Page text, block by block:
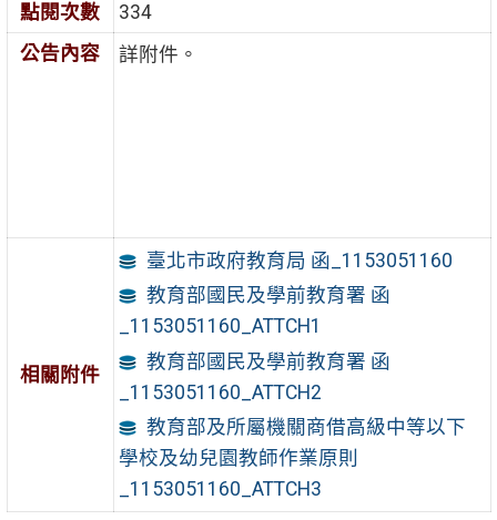
點閱次數
334
公告內容
詳附件。
相關附件
臺北市政府教育局 函_1153051160
教育部國民及學前教育署 函
_1153051160_ATTCH1
教育部國民及學前教育署 函
_1153051160_ATTCH2
教育部及所屬機關商借高級中等以下
學校及幼兒園教師作業原則
_1153051160_ATTCH3